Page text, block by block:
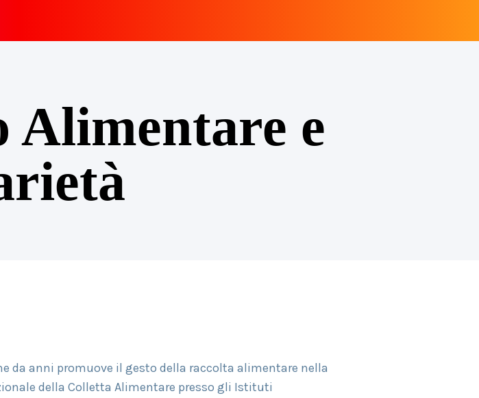
Alimentare e
da anni promuove il gesto della raccolta alimentare nella
della Colletta Alimentare presso gli Istituti